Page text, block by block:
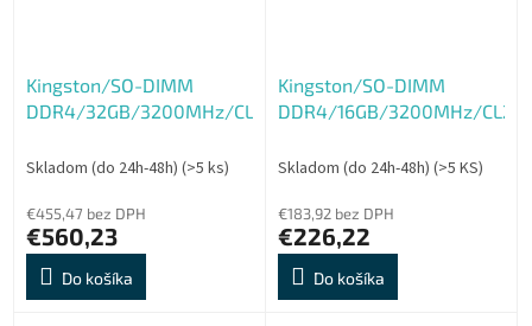
Kingston/SO-DIMM
DDR4/32GB/3200MHz/CL22/1x32GB
Skladom (do 24h-48h) (>5 ks)
€455,47 bez DPH
€560,23
Do košíka
Kingston/SO-DIMM
DDR4/16GB/3200MHz/CL22/
Skladom (do 24h-48h) (>5 KS)
€183,92 bez DPH
€226,22
Do košíka